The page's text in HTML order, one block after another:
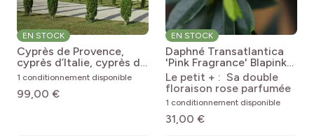
EN STOCK
Cyprès de Provence,
cyprès d’Italie, cyprès de
Florence ou Cupressus
sempervirens ‘Totem’
Cupressus sempervirens
1 conditionnement disponible
99,00 €
EN STOCK
Daphné Transatlantica
'Pink Fragrance' Blapink
Daphne x transatlantica
Pink Fragrance® 'Blapink'
Le petit + : Sa double
floraison rose parfumée
1 conditionnement disponible
31,00 €